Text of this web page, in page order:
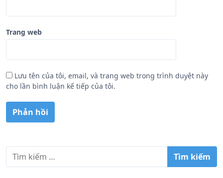
Trang web
Lưu tên của tôi, email, và trang web trong trình duyệt này
cho lần bình luận kế tiếp của tôi.